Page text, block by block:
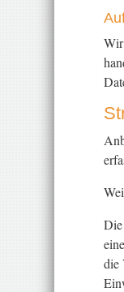
die